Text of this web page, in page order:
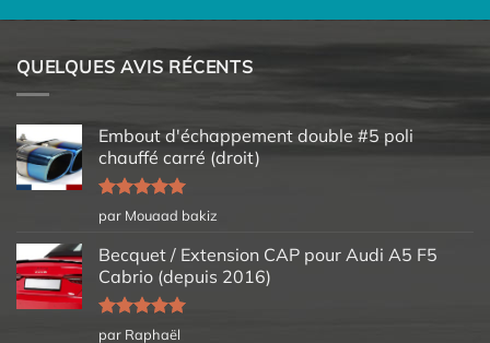
QUELQUES AVIS RÉCENTS
Embout d'échappement double #5 poli
chauffé carré (droit)
Note5sur
5
par Mouaad bakiz
Becquet / Extension CAP pour Audi A5 F5
Cabrio (depuis 2016)
Note5sur
par Raphaël